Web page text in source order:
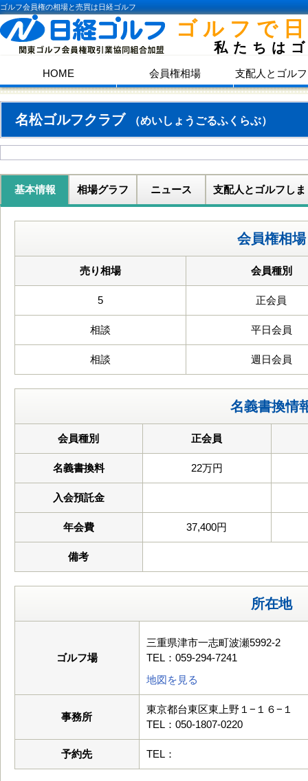
ゴルフ会員権の相場と売買は日経ゴルフ
ゴルフで
私たちは
HOME 会員権相場 支配人とゴル
名松ゴルフクラブ （めいしょうごるふくらぶ）
基本情報 相場グラフ ニュース 支配人とゴルフしま
会員権相場
売り相場 会員種別
5 正会員
相談 平日会員
相談 週日会員
名義書換情
会員種別 正会員
名義書換料 22万円
入会預託金
年会費 37,400円
備考
所在地
ゴルフ場
三重県津市一志町波瀬5992-2
TEL：059-294-7241
地図を見る
事務所
東京都台東区東上野１−１６−１
TEL：050-1807-0220
予約先 TEL：